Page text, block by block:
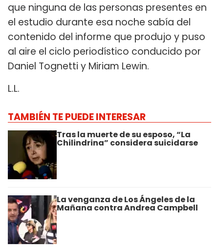
que ninguna de las personas presentes en
el estudio durante esa noche sabía del
contenido del informe que produjo y puso
al aire el ciclo periodístico conducido por
Daniel Tognetti y Miriam Lewin.
L.L.
TAMBIÉN TE PUEDE INTERESAR
Tras la muerte de su esposo, “La
Chilindrina” considera suicidarse
La venganza de Los Ángeles de la
Mañana contra Andrea Campbell